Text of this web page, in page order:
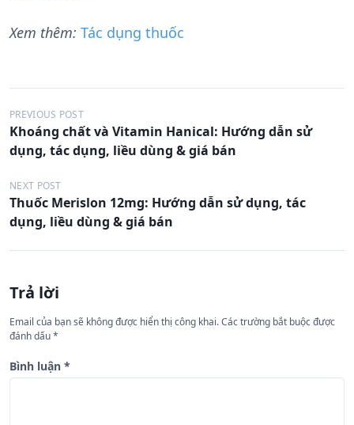
Xem thêm: Tác dụng thuốc
Đ
i
u
h
ư
n
b
à
i
PREVIOUS POST
Khoáng chất và Vitamin Hanical: Hướng dẫn sử
dụng, tác dụng, liều dùng & giá bán
NEXT POST
Thuốc Merislon 12mg: Hướng dẫn sử dụng, tác
dụng, liều dùng & giá bán
Trả lời
Email của bạn sẽ không được hiển thị công khai.Các trường bắt buộc được
đánh dấu*
Bình luận *